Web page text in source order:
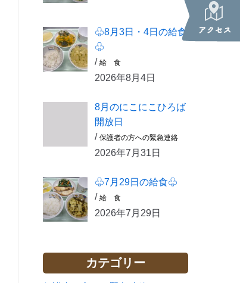
♧8月3日・4日の給食
♧
/ 給 食
2026年8月4日
8月のにこにこひろば
開放日
/ 保護者の方への緊急連絡
2026年7月31日
♧7月29日の給食♧
/ 給 食
2026年7月29日
カテゴリー